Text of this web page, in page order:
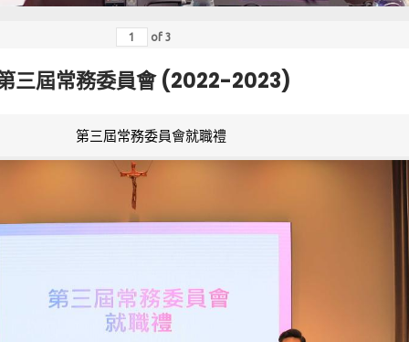
of 3
三屆常務委員會 (2022-2023)
第三屆常務委員會就職禮